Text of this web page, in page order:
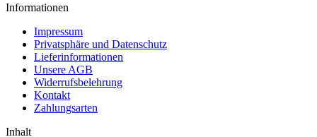
Informationen
Impressum
Privatsphäre und Datenschutz
Lieferinformationen
Unsere AGB
Widerrufsbelehrung
Kontakt
Zahlungsarten
Inhalt